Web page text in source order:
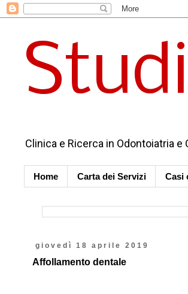
Clinica e Ricerca in Odontoiatria e
Home Carta dei Servizi Casi
giovedì 18 aprile 2019
Affollamento dentale